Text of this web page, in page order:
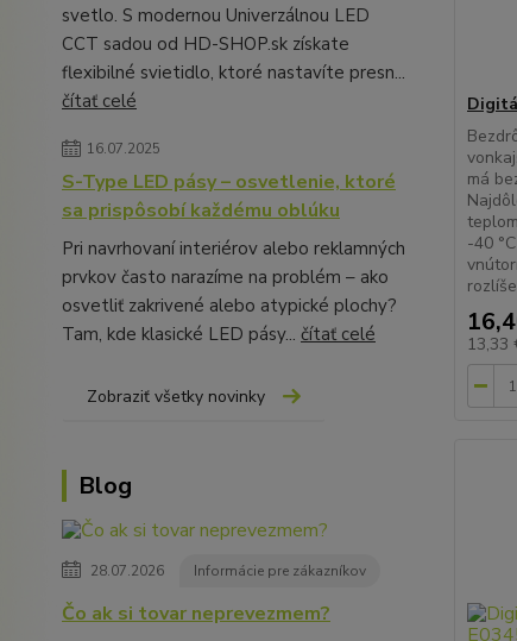
svetlo. S modernou Univerzálnou LED
CCT sadou od HD-SHOP.sk získate
flexibilné svietidlo, ktoré nastavíte presn...
čítať celé
16.07.2025
S-Type LED pásy – osvetlenie, ktoré
sa prispôsobí každému oblúku
Pri navrhovaní interiérov alebo reklamných
prvkov často narazíme na problém – ako
osvetliť zakrivené alebo atypické plochy?
Tam, kde klasické LED pásy... čítať celé
Zobraziť všetky novinky
Blog
28.07.2026 Informácie pre zákazníkov
Čo ak si tovar neprevezmem?
má
-40
13,33